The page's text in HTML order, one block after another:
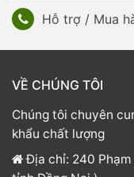
Hỗ trợ / Mua
VỀ CHÚNG TÔI
Chúng tôi chuyên
khẩu chất lượng
Địa chỉ: 240 Phạm